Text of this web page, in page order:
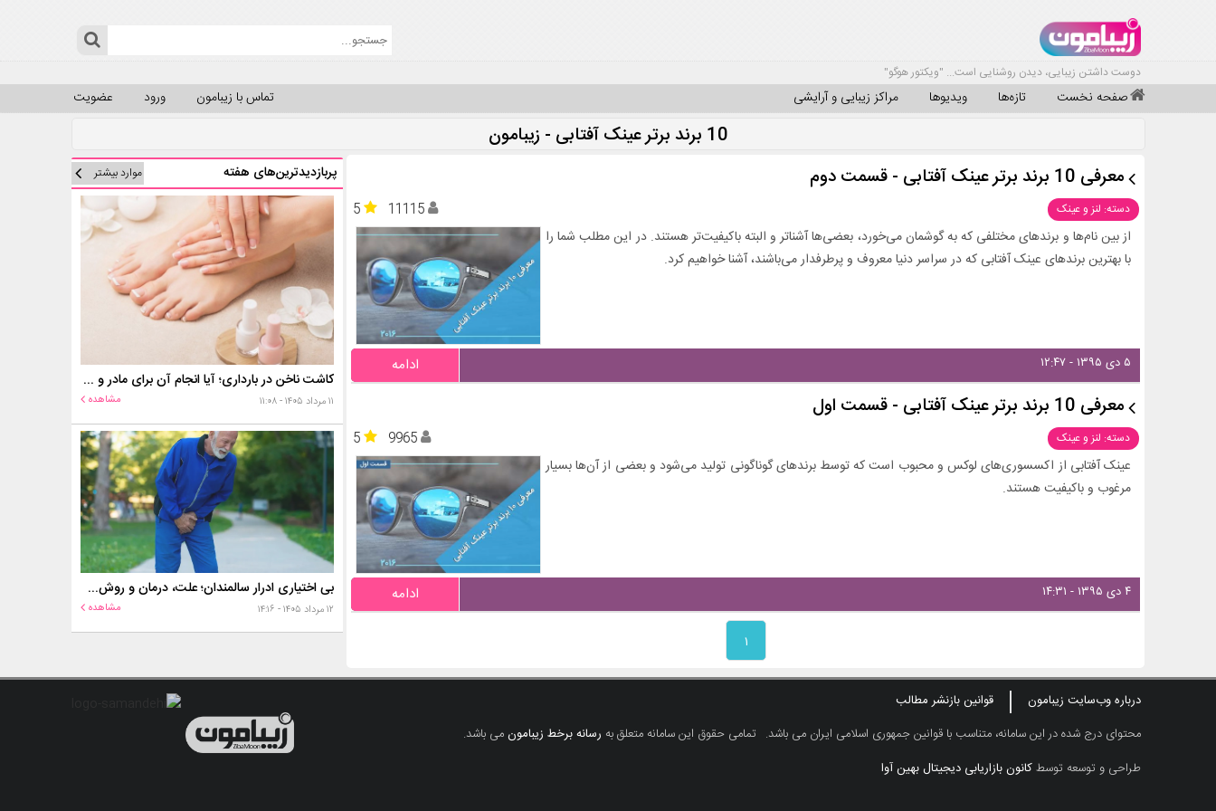
دوست داشتن زیبایی، دیدن روشنایی است... "ویکتور هوگو"
صفحه نخست تازه‌ها ویدیوها مراکز زیبایی و آرایشی عضویت ورود تماس با زیبامون
10 برند برتر عینک آفتابی - زیبامون
معرفی 10 برند برتر عینک آفتابی - قسمت دوم
دسته: لنز و عینک 5
11115
از بین نام‌ها و برندهای مختلفی که به گوشمان می‌خورد، بعضی‌ها آشناتر و البته باکیفیت‌تر هستند. در این مطلب شما را
با بهترین برندهای عینک آفتابی که در سراسر دنیا معروف و پرطرفدار می‌باشند، آشنا خواهیم کرد.
۵ دی ۱۳۹۵ - ۱۲:۴۷ ادامه
معرفی 10 برند برتر عینک آفتابی - قسمت اول
دسته: لنز و عینک 5
9965
عینک آفتابی از اکسسوری‌های لوکس و محبوب است که توسط برندهای گوناگونی تولید می‌شود و بعضی از آن‌ها بسیار
مرغوب و باکیفیت هستند.
۴ دی ۱۳۹۵ - ۱۴:۳۱ ادامه
۱
پربازدیدترین‌های هفته موارد بیشتر
کاشت ناخن در بارداری؛ آیا انجام آن برای مادر و جنین خطر دارد؟
۱۱ مرداد ۱۴۰۵ - ۱۱:۰۸ مشاهده
بی اختیاری ادرار سالمندان؛ علت، درمان و روش‌های کنترل در منزل
۱۲ مرداد ۱۴۰۵ - ۱۴:۱۶ مشاهده
درباره وب‌سایت زیبامون
قوانین بازنشر مطالب
محتوای درج شده در این سامانه، متناسب با قوانین جمهوری اسلامی ایران می باشد. تمامی حقوق این سامانه متعلق به رسانه برخط زیبامونمی باشد.
طراحی و توسعه توسطکانون بازاریابی دیجیتال بهین آوا